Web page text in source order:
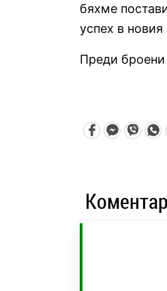
бяхме
успех в новия
Преди